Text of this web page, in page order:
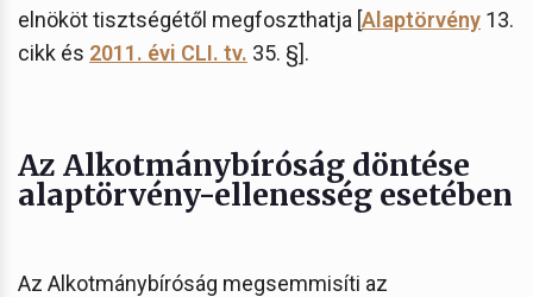
elnököt tisztségétől megfoszthatja [Alaptörvény 13.
cikk és 2011. évi CLI. tv. 35. §].
Az Alkotmánybíróság döntése
alaptörvény-ellenesség esetében
Az Alkotmánybíróság megsemmisíti az